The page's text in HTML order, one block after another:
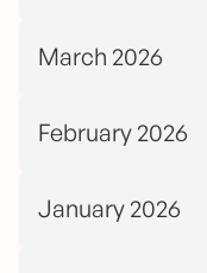
March 2026
February 2026
January 2026